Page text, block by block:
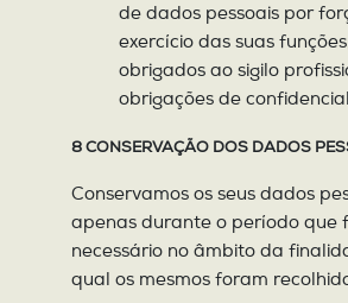
de dados pessoais por
exercício das suas
obrigados ao sigilo
obrigações de
8 CONSERVAÇÃO DOS DADOS
Conservamos os seus dados
apenas durante o período que
necessário no âmbito da
qual os mesmos foram